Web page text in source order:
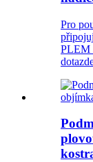
Pro
PLEM
dotaz